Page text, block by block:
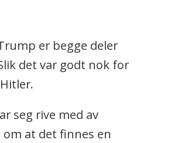
er begge deler
det var godt nok for
seg rive med av
at det finnes en